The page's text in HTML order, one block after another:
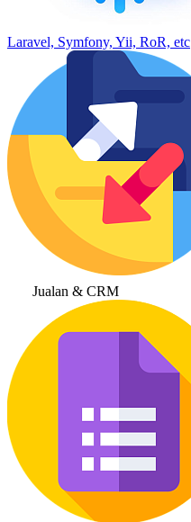
Laravel, Symfony, Yii, RoR, etc
Jualan & CRM